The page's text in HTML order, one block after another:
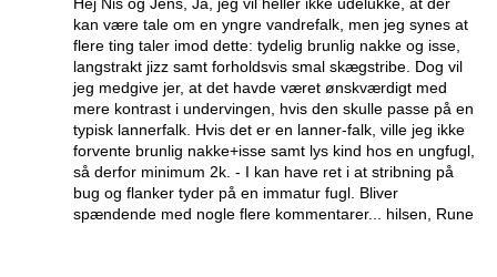
kan være tale om en yngre vandrefalk, men jeg synes at
flere ting taler imod dette: tydelig brunlig nakke og isse,
langstrakt jizz samt forholdsvis smal skægstribe. Dog vil
jeg medgive jer, at det havde været ønskværdigt med
mere kontrast i undervingen, hvis den skulle passe på en
typisk lannerfalk. Hvis det er en lanner-falk, ville jeg ikke
forvente brunlig nakke+isse samt lys kind hos en ungfugl,
så derfor minimum 2k. - I kan have ret i at stribning på
bug og flanker tyder på en immatur fugl. Bliver
spændende med nogle flere kommentarer... hilsen, Rune